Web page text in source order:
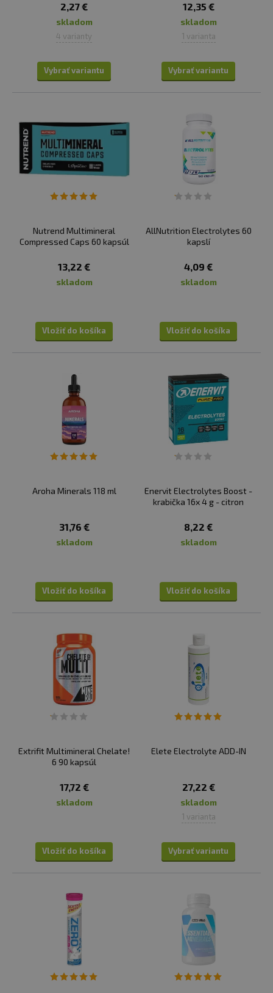
2,27 €
skladom
4 varianty
Vybrať variantu
12,35 €
skladom
1 varianta
Vybrať variantu
Nutrend Multimineral
Compressed Caps 60 kapsúl
13,22 €
skladom
Vložiť do košíka
AllNutrition Electrolytes 60
kapslí
4,09 €
skladom
Vložiť do košíka
Aroha Minerals 118 ml
31,76 €
skladom
Vložiť do košíka
Enervit Electrolytes Boost -
krabička 16x 4 g - citron
8,22 €
skladom
Vložiť do košíka
Extrifit Multimineral Chelate!
6 90 kapsúl
17,72 €
skladom
Vložiť do košíka
Elete Electrolyte ADD-IN
27,22 €
skladom
1 varianta
Vybrať variantu